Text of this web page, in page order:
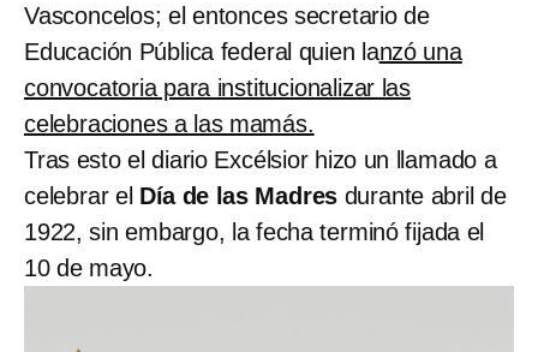
Vasconcelos; el entonces secretario de
Educación Pública federal quien lanzó una
convocatoria para institucionalizar las
celebraciones a las mamás.
Tras esto el diario Excélsior hizo un llamado a
celebrar el Día de las Madres durante abril de
1922, sin embargo, la fecha terminó fijada el
10 de mayo.